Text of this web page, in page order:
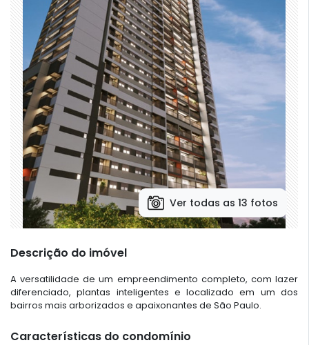
Ver todas as 13 fotos
Descrição do imóvel
A versatilidade de um empreendimento completo, com lazer
diferenciado, plantas inteligentes e localizado em um dos
bairros mais arborizados e apaixonantes de São Paulo.
Características do condomínio